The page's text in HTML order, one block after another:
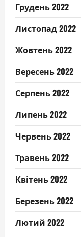
Грудень 2022
Листопад 2022
Жовтень 2022
Вересень 2022
Серпень 2022
Липень 2022
Червень 2022
Травень 2022
Квітень 2022
Березень 2022
Лютий 2022